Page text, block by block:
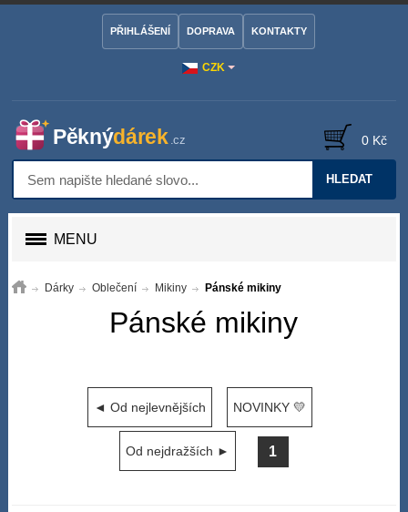
CZK
PŘIHLÁŠENÍ DOPRAVA KONTAKTY
HLEDAT
0 Kč
MENU
Dárky Oblečení Mikiny Pánské mikiny
Pánské mikiny
◄ Od nejlevnějších NOVINKY 💛
Od nejdražších ► 1